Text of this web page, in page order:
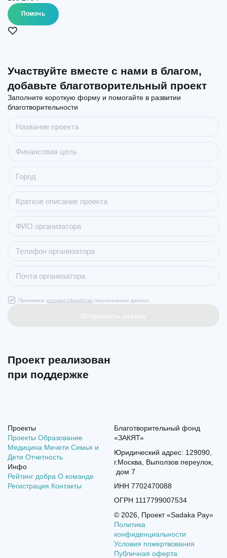
Помочь
Участвуйте вместе с нами в благом,
добавьте благотворительный проект
Заполните короткую форму и помогайте в развитии
благотворительности
Принимаю условия обработки персональных данных
Проект реализован
при поддержке
Проекты
Проекты Образование
Медицина Мечети Семья и
Дети Отчетность
Инфо
Рейтинг добра О команде
Регистрация Контакты
Благотворительный фонд
«ЗАКЯТ»
Юридический адрес: 129090,
г.Москва, Выползов переулок,
дом 7
ИНН 7702470088
ОГРН 1117799007534
© 2026, Проект «Sadaka Pay»
Политика
конфиденциальности
Условия пожертвования
Публичная оферта